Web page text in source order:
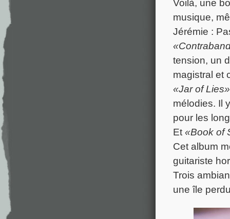
Voilà, une
musique,
Jérémie :
tension, un
magistral et
«Jar of Lies»
mélodies. Il
pour les
Et «Book of
Cet album
guitariste
Trois
une île